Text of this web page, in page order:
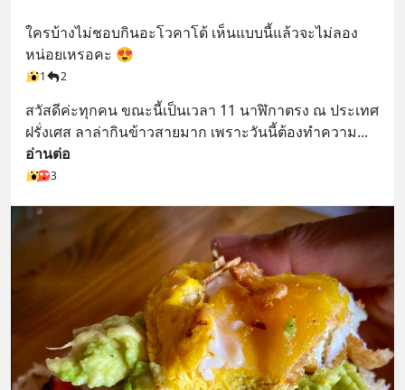
ใครบ้างไม่ชอบกินอะโวคาโด้ เห็นแบบนี้แล้วจะไม่ลอง
หน่อยเหรอคะ 😍
1 2
สวัสดีค่ะทุกคน ขณะนี้เป็นเวลา 11 นาฬิกาตรง ณ ประเทศ
ฝรั่งเศส ลาล่ากินข้าวสายมาก เพราะวันนี้ต้องทำความ
อ่านต่อ
3